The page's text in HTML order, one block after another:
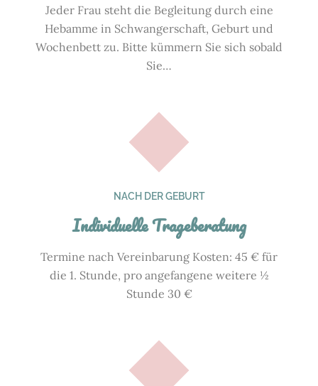
Jeder Frau steht die Begleitung durch eine
Hebamme in Schwangerschaft, Geburt und
Wochenbett zu. Bitte kümmern Sie sich sobald
Sie…
NACH DER GEBURT
Individuelle Trageberatung
Termine nach Vereinbarung Kosten: 45 € für
die 1. Stunde, pro angefangene weitere ½
Stunde 30 €